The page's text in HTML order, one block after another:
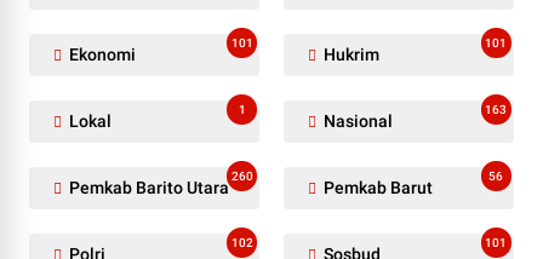
Ekonomi
101
Hukrim
101
Lokal
1
Nasional
163
Pemkab Barito Utara
260
Pemkab Barut
56
Polri
102
Sosbud
101